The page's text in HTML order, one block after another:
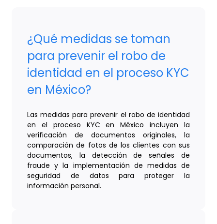
¿Qué medidas se toman
para prevenir el robo de
identidad en el proceso KYC
en México?
Las medidas para prevenir el robo de identidad
en el proceso KYC en México incluyen la
verificación de documentos originales, la
comparación de fotos de los clientes con sus
documentos, la detección de señales de
fraude y la implementación de medidas de
seguridad de datos para proteger la
información personal.